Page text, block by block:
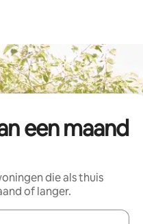
een maand
die als thuis
of langer.